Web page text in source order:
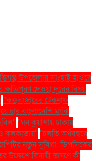
উপজেলার সাংহাই হাওরে
দেওয়া দূরের বিষয়
''কক্সবাজারের টেকনাফ
চার বাংলাদেশি মাঝি
''ঘন কুয়াশায় ঢাকায়
কলকাতায়'' ''চলতি অর্থবছরে
নতুন সুবিধা: ডিপসিকের
উদ্দেশে বিদায়ী ভাষণে কী